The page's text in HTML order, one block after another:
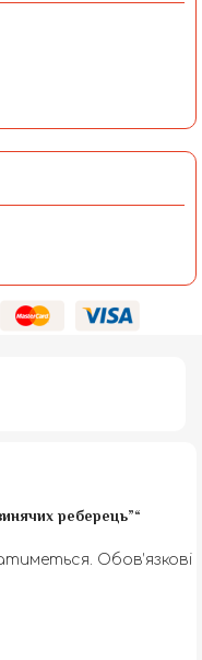
реберець”“
Обов’язкові